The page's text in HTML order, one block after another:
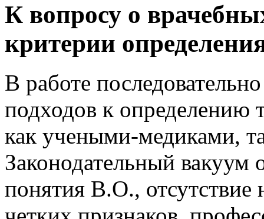
К вопросу о
критерии
В работе
подходов к определению
как учеными-медиками,
Законодательный вакуум
понятия В.О., отсутствие